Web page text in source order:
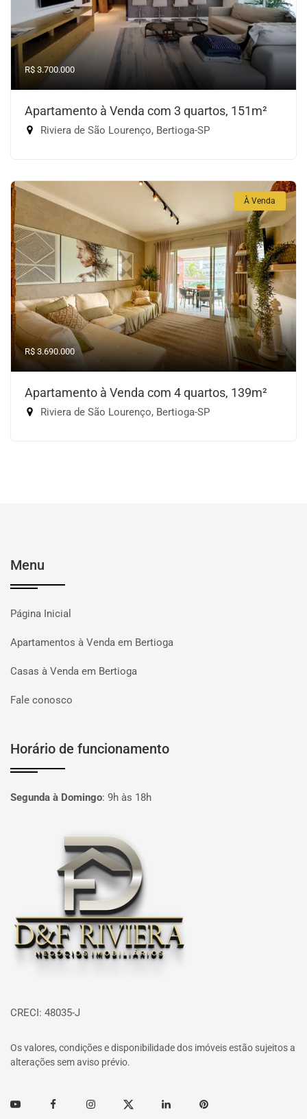
R$ 3.700.000
Apartamento à Venda com 3 quartos, 151m²
Riviera de São Lourenço, Bertioga-SP
À Venda
R$ 3.690.000
Apartamento à Venda com 4 quartos, 139m²
Riviera de São Lourenço, Bertioga-SP
Menu
Página Inicial
Apartamentos à Venda em Bertioga
Casas à Venda em Bertioga
Fale conosco
Horário de funcionamento
Segunda à Domingo: 9h às 18h
Página inicial
CRECI: 48035-J
Os valores, condições e disponibilidade dos imóveis estão sujeitos a
alterações sem aviso prévio.
Youtube FacebookInstagramTwitter Linkedin Pinterest